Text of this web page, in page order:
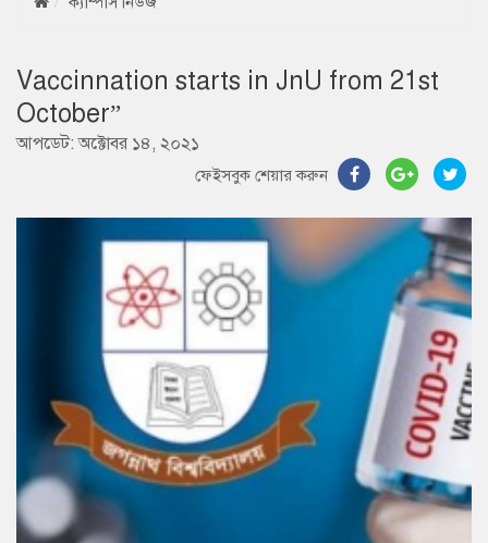
Vaccinnation starts in JnU from 21st
October”
আপডেট: অক্টোবর ১৪, ২০২১
ফেইসবুক শেয়ার করুন